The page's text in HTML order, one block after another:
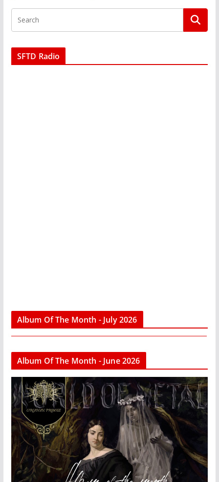
SFTD Radio
Album Of The Month - July 2026
Album Of The Month - June 2026